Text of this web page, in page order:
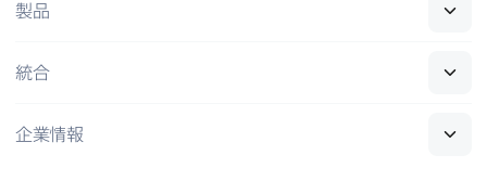
製品
統合
企業情報